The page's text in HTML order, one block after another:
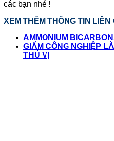
các bạn nhé !
XEM THÊM THÔNG TIN LIÊN
AMMONIUM
GIẤM CÔNG NGHIỆP
THÚ VỊ